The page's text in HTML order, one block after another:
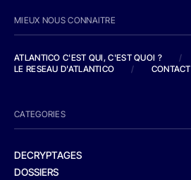
MIEUX NOUS CONNAITRE
ATLANTICO C'EST QUI, C'EST QUOI ?
/
LE RESEAU D'ATLANTICO
/ CONTACT
CATEGORIES
DECRYPTAGES
DOSSIERS